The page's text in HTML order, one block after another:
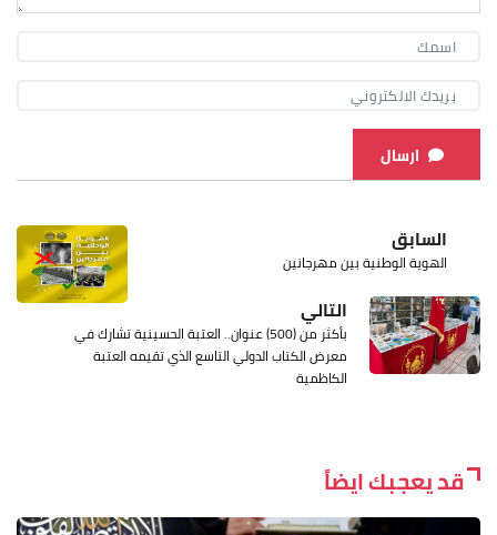
ارسال
السابق
الهوية الوطنية بين مهرجانين
التالي
بأكثر من (500) عنوان.. العتبة الحسينية تشارك في
معرض الكتاب الدولي التاسع الذي تقيمه العتبة
الكاظمية
قد يعجبك ايضاً